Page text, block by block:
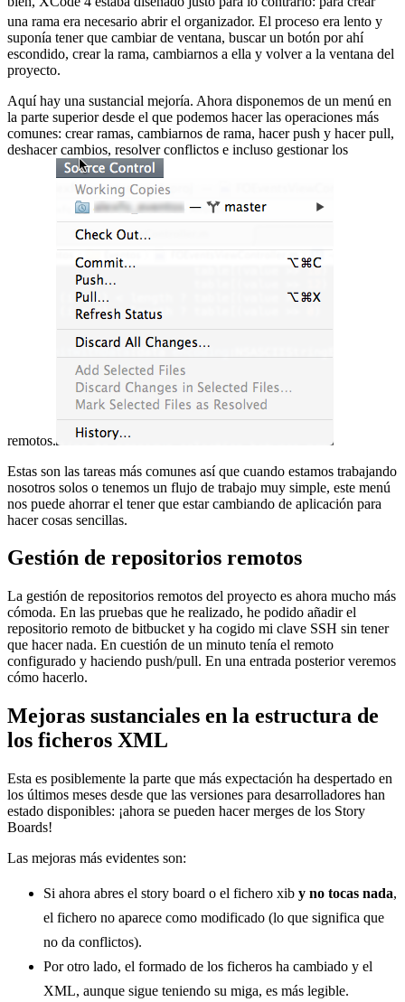
una rama era necesario abrir el organizador. El proceso era lento y
suponía tener que cambiar de ventana, buscar un botón por ahí
escondido, crear la rama, cambiarnos a ella y volver a la ventana del
proyecto.
Aquí hay una sustancial mejoría. Ahora disponemos de un menú en
la parte superior desde el que podemos hacer las operaciones más
comunes: crear ramas, cambiarnos de rama, hacer push y hacer pull,
deshacer cambios, resolver conflictos e incluso gestionar los
remotos.
Estas son las tareas más comunes así que cuando estamos trabajando
nosotros solos o tenemos un flujo de trabajo muy simple, este menú
nos puede ahorrar el tener que estar cambiando de aplicación para
hacer cosas sencillas.
Gestión de repositorios remotos
La gestión de repositorios remotos del proyecto es ahora mucho más
cómoda. En las pruebas que he realizado, he podido añadir el
repositorio remoto de bitbucket y ha cogido mi clave SSH sin tener
que hacer nada. En cuestión de un minuto tenía el remoto
configurado y haciendo push/pull. En una entrada posterior veremos
cómo hacerlo.
Mejoras sustanciales en la estructura de
los ficheros XML
Esta es posiblemente la parte que más expectación ha despertado en
los últimos meses desde que las versiones para desarrolladores han
estado disponibles: ¡ahora se pueden hacer merges de los Story
Boards!
Las mejoras más evidentes son:
Si ahora abres el story board o el fichero xib y no tocas nada,
el fichero no aparece como modificado (lo que significa que
no da conflictos).
Por otro lado, el formado de los ficheros ha cambiado y el
XML, aunque sigue teniendo su miga, es más legible.